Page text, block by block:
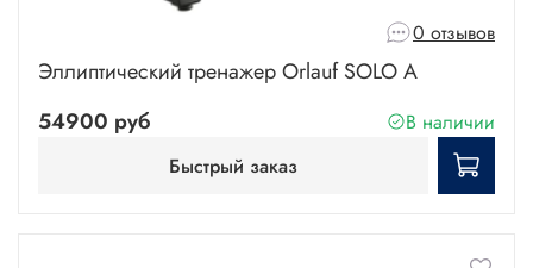
0 отзывов
Эллиптический тренажер Orlauf SOLO A
54900 руб
В наличии
Быстрый заказ